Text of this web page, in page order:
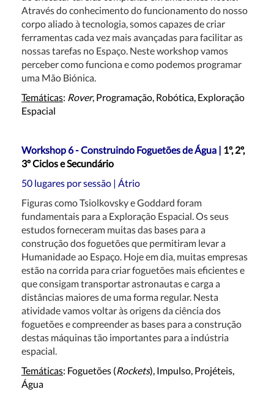
Através do conhecimento do funcionamento do nosso
corpo aliado à tecnologia, somos capazes de criar
ferramentas cada vez mais avançadas para facilitar as
nossas tarefas no Espaço. Neste workshop vamos
perceber como funciona e como podemos programar
uma Mão Biónica.
Temáticas: Rover, Programação, Robótica, Exploração
Espacial
Workshop 6 - Construindo Foguetões de Água | 1º, 2º,
3º Ciclos e Secundário
50 lugares por sessão | Átrio
Figuras como Tsiolkovsky e Goddard foram
fundamentais para a Exploração Espacial. Os seus
estudos forneceram muitas das bases para a
construção dos foguetões que permitiram levar a
Humanidade ao Espaço. Hoje em dia, muitas empresas
estão na corrida para criar foguetões mais eficientes e
que consigam transportar astronautas e carga a
distâncias maiores de uma forma regular. Nesta
atividade vamos voltar às origens da ciência dos
foguetões e compreender as bases para a construção
destas máquinas tão importantes para a indústria
espacial.
Temáticas: Foguetões (Rockets), Impulso, Projéteis,
Água